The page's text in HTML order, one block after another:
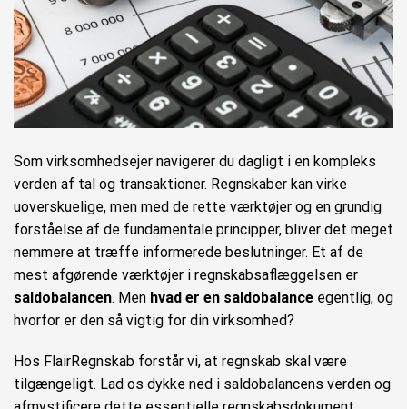
Som virksomhedsejer navigerer du dagligt i en kompleks
verden af tal og transaktioner. Regnskaber kan virke
uoverskuelige, men med de rette værktøjer og en grundig
forståelse af de fundamentale principper, bliver det meget
nemmere at træffe informerede beslutninger. Et af de
mest afgørende værktøjer i regnskabsaflæggelsen er
saldobalancen. Men hvad er en saldobalance egentlig, og
hvorfor er den så vigtig for din virksomhed?
Hos FlairRegnskab forstår vi, at regnskab skal være
tilgængeligt. Lad os dykke ned i saldobalancens verden og